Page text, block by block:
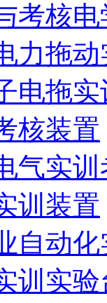
考核
力拖
电拖
核装置
气实
训装置
自动
训实验